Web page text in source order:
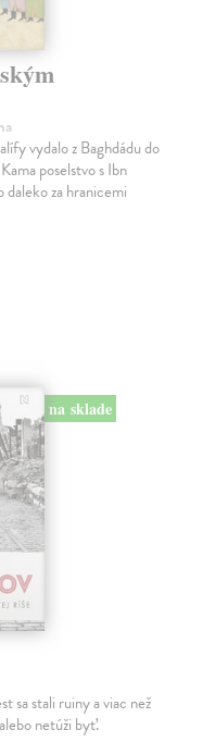
vydalo z Baghdádu do
poselstvo s Ibn
daleko za hranicemi
na sklade
sa stali ruiny a viac než
netúži byť.